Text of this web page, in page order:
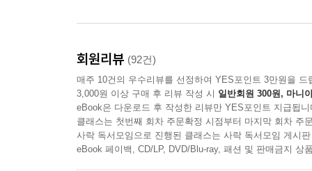
전문가로 평가 받는다. 하노 벡이‘부자들의 생각’
“투자 실패로 큰돈을 날렸죠. 누구보다 잘할 수
수밖에 없는 심리적 오류였다는 것을 알게 된 것은
그는 한때 독일에서 가장 유명한 제과점 체인 회
다녔다. 얼마 후 거품이 꺼지면서 주가가 폭락
시도했다. 결국 원금에다 추가 매수하느라 끌어다
회원리뷰 (92건)
매주 10건의 우수리뷰를 선정하여 YES포인트 3만원을 드
3,000원 이상 구매 후 리뷰 작성 시 일반회원 300원, 마니
eBook은 다운로드 후 작성한 리뷰만 YES포인트 지급됩니
클래스는 첫번째 회차 주문확정 시점부터 마지막 회차 주
사락 독서모임으로 진행된 클래스는 사락 독서모임 게시
eBook 페이백, CD/LP, DVD/Blu-ray, 패션 및 판매금지 상